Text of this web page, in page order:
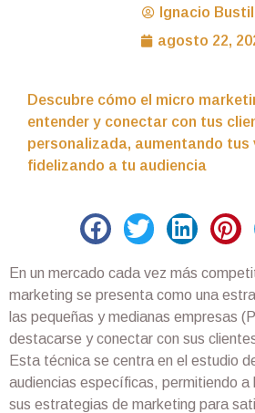
Ignacio
agosto 22,
Descubre cómo el micro
entender y conectar con tus
personalizada, aumentando tus
fidelizando a tu audiencia
En un mercado cada vez más
marketing se presenta como una
las pequeñas y medianas empresas
destacarse y conectar con sus
Esta técnica se centra en el estudio
audiencias específicas, permitiendo
sus estrategias de marketing para